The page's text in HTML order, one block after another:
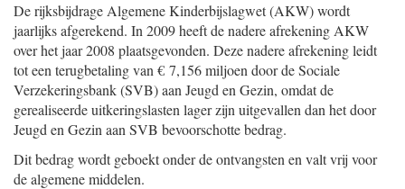
De rijksbijdrage Algemene Kinderbijslagwet (AKW) wordt
jaarlijks afgerekend. In 2009 heeft de nadere afrekening AKW
over het jaar 2008 plaatsgevonden. Deze nadere afrekening leidt
tot een terugbetaling van € 7,156 miljoen door de Sociale
Verzekeringsbank (SVB) aan Jeugd en Gezin, omdat de
gerealiseerde uitkeringslasten lager zijn uitgevallen dan het door
Jeugd en Gezin aan SVB bevoorschotte bedrag.
Dit bedrag wordt geboekt onder de ontvangsten en valt vrij voor
de algemene middelen.